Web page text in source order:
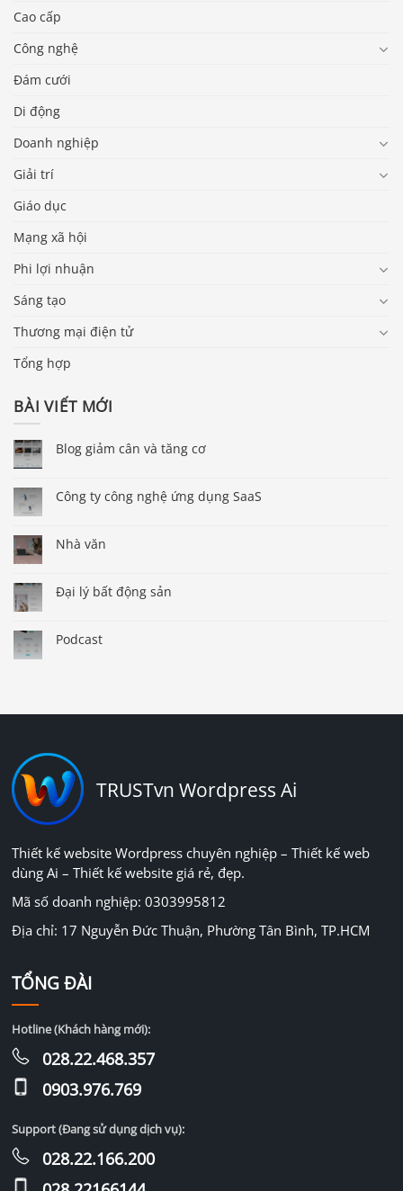
Cao cấp
Công nghệ
Đám cưới
Di động
Doanh nghiệp
Giải trí
Giáo dục
Mạng xã hội
Phi lợi nhuận
Sáng tạo
Thương mại điện tử
Tổng hợp
BÀI VIẾT MỚI
Blog giảm cân và tăng cơ
Công ty công nghệ ứng dụng SaaS
Nhà văn
Đại lý bất động sản
Podcast
TRUSTvn Wordpress Ai
Thiết kế website Wordpress chuyên nghiệp – Thiết kế web
dùng Ai – Thiết kế website giá rẻ, đẹp.
Mã số doanh nghiệp: 0303995812
Địa chỉ: 17 Nguyễn Đức Thuận, Phường Tân Bình, TP.HCM
TỔNG ĐÀI
Hotline (Khách hàng mới):
028.22.468.357
0903.976.769
Support (Đang sử dụng dịch vụ):
028.22.166.200